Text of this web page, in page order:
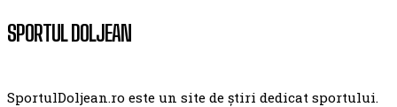
SPORTUL DOLJEAN
SportulDoljean.ro este un site de știri dedicat sportului.